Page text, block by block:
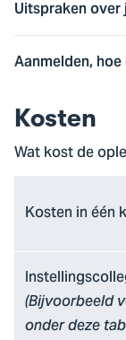
Uitspraken over
Aanmelden,
Kosten
Wat kost de
Kosten in één
(Bijvoorbeeld
onder deze